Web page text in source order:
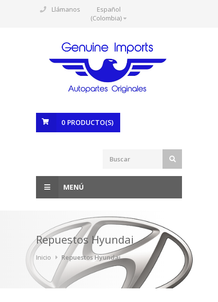
Llámanos
Español
(Colombia)
0 PRODUCTO(S)
MENÚ
Repuestos Hyundai
Inicio Repuestos Hyundai